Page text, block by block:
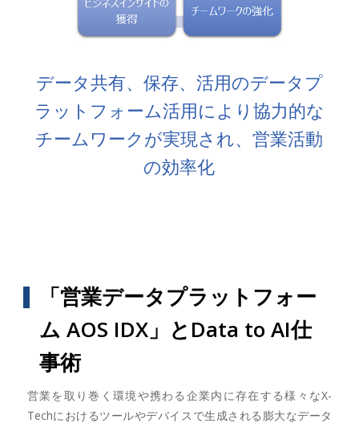
データ共有、保存、活用のデータプ
ラットフォーム活用により協力的な
チームワークが実現され、営業活動
の効率化
「営業データプラットフォー
ム AOS IDX」とData to AI仕
事術
営業を取り巻く環境や携わる企業内に存在する様々なX-
Techにおけるツールやデバイスで生成される膨大なデータ